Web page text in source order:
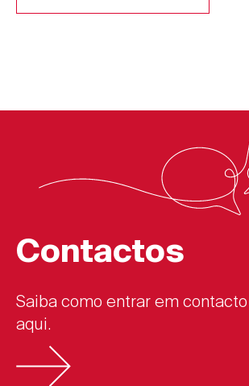
Contactos
Saiba como entrar em
aqui.